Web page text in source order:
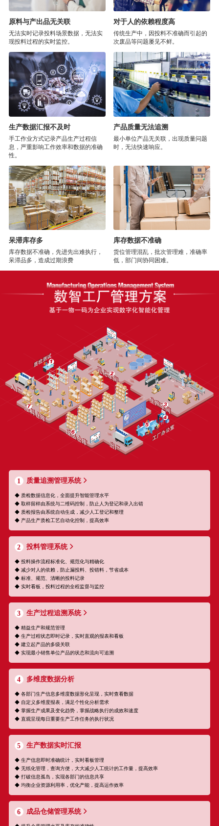
原料与产出品无关联
无法实时记录投料场景数据，无法实
现投料过程的实时监控。
对于人的依赖程度高
传统生产中，因投料不准确而引起的
次废品等问题屡见不鲜。
生产数据汇报不及时
手工作业方式记录产品生产过程信
息，严重影响工作效率和数据的准确
性。
产品质量无法追溯
最小单位产品无关联，出现质量问题
时，无法快速响应。
呆滞库存多
库存数据不准确，先进先出难执行，
呆滞品多，造成过期浪费
库存数据不准确
货位管理混乱，批次管理难，准确率
低，部门间协同困难。
1 质量追溯管理系统
◆ 质检数据信息化，全面提升智能管理水平
◆ 取样留样由系统与二维码控制，防止人为登记和录入出错
◆ 质检报告由系统自动生成，减少人工登记和整理
◆ 产品生产质检工艺自动化控制，提高效率
2 投料管理系统
◆ 投料操作流程标准化、规范化与精确化
◆ 减少对人的依赖，防止漏投料、投错料，节省成本
◆ 标准、规范、清晰的投料记录
◆ 实时看板，投料过程的全程监督与监控
3 生产过程追溯系统
◆ 精益生产和规范管理
◆ 生产过程状态即时记录，实时直观的报表和看板
◆ 建立起产品的多级关联
◆ 实现最小销售单位产品的状态和流向可追溯
4 多维度数据分析
◆ 各部门生产信息多维度数据形化呈现，实时查看数据
◆ 自定义多维度报表，满足个性化分析需求
◆ 掌握生产成果及变化趋势，掌握战略执行的成效和速度
◆ 直观呈现每日重要生产工作任务的执行状况
5 生产数据实时汇报
◆ 生产信息即时准确统计，实时看板管理
◆ 无纸化管理，查询方便，大大减少人工统计的工作量，提高效率
◆ 打破信息孤岛，实现各部门的信息共享
◆ 均衡企业资源利用率，优化产能，提高运作效率
6 成品仓储管理系统